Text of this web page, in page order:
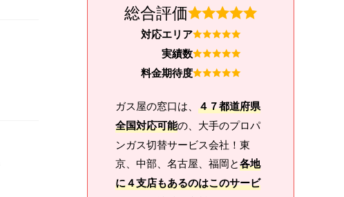
総合評価
対応エリア
実績数
料金期待度
ガス屋の窓口は、 ４７都道府県
全国対応可能の、大手のプロパ
ンガス切替サービス会社！東
京、中部、名古屋、福岡と各地
に４支店もあるのはこのサービ